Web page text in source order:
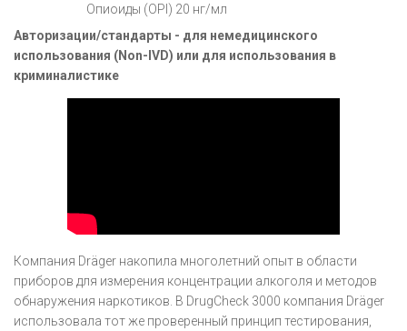
Опиоиды (OPI) 20 нг/мл
Авторизации/стандарты - для немедицинского
использования (Non-IVD) или для использования в
криминалистике
Компания Dräger накопила многолетний опыт в области
приборов для измерения концентрации алкоголя и методов
обнаружения наркотиков. В DrugCheck 3000 компания Dräger
использовала тот же проверенный принцип тестирования,